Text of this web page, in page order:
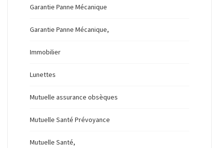
Garantie Panne Mécanique
Garantie Panne Mécanique,
Immobilier
Lunettes
Mutuelle assurance obsèques
Mutuelle Santé Prévoyance
Mutuelle Santé,